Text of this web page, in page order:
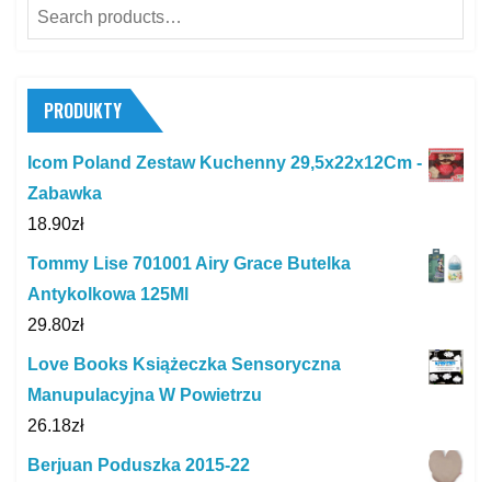
Search
for:
PRODUKTY
Icom Poland Zestaw Kuchenny 29,5x22x12Cm -
Zabawka
18.90zł
Tommy Lise 701001 Airy Grace Butelka
Antykolkowa 125Ml
29.80zł
Love Books Książeczka Sensoryczna
Manupulacyjna W Powietrzu
26.18zł
Berjuan Poduszka 2015-22